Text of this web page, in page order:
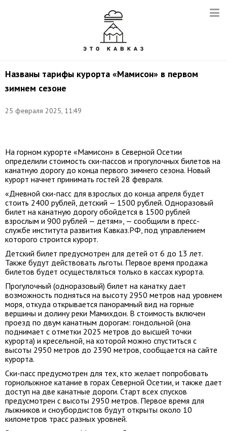
Названы тарифы курорта «Мамисон» в первом
зимнем сезоне
25 февраля 2025, 11:49
На горном курорте «Мамисон» в Северной Осетии
определили стоимость ски-пассов и прогулочных билетов на
канатную дорогу до конца первого зимнего сезона. Новый
курорт начнет принимать гостей 28 февраля.
«Дневной ски-пасс для взрослых до конца апреля будет
стоить 2400 рублей, детский — 1500 рублей. Одноразовый
билет на канатную дорогу обойдется в 1500 рублей
взрослым и 900 рублей — детям», — сообщили в пресс-
службе института развития Кавказ.РФ, под управлением
которого строится курорт.
Детский билет предусмотрен для детей от 6 до 13 лет.
Также будут действовать льготы. Первое время продажа
билетов будет осуществляться только в кассах курорта.
Прогулочный (одноразовый) билет на канатку дает
возможность подняться на высоту 2950 метров над уровнем
моря, откуда открывается панорамный вид на горные
вершины и долину реки Мамихдон. В стоимость включен
проезд по двум канатным дорогам: гондольной (она
поднимает с отметки 2025 метров до высшей точки
курорта) и кресельной, на которой можно спуститься с
высоты 2950 метров до 2390 метров, сообщается на сайте
курорта.
Ски-пасс предусмотрен для тех, кто желает попробовать
горнолыжное катание в горах Северной Осетии, и также дает
доступ на две канатные дороги. Старт всех спусков
предусмотрен с высоты 2950 метров. Первое время для
лыжников и сноубордистов будут открыты около 10
километров трасс разных уровней.